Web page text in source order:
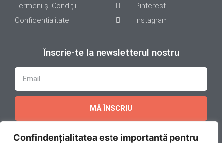
Confindențialitatea este importantă pentru
Termeni și Condiții
Confidențialitate
Pinterest
Instagram
Înscrie-te la newsletterul nostru
MĂ ÎNSCRIU